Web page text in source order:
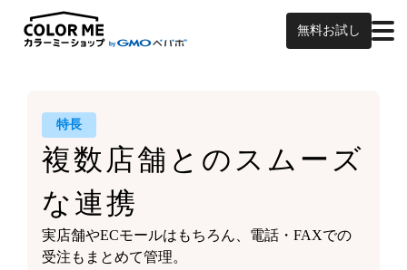
無料お試し
特長
複数店舗との スムーズ
な連携
実店舗やECモールはもちろん、 電話・FAXでの
受注もまとめて管理。